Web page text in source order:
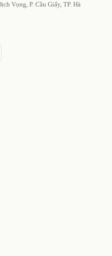
Vọng, P. Cầu Giấy, TP. Hà